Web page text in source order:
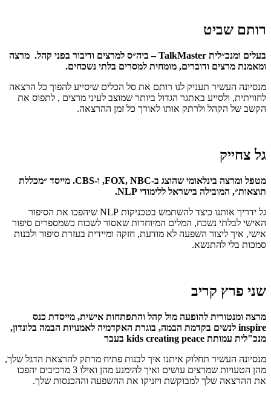
רותם שביט
בעלים ומנכ״לית TalkMaster – ביה״ס למרצים ודיבור בפני קהל. מרצה
ומאמנת מרצים ודוברים, מומחית למסרים בלתי נשכחים.
מנסיונה העשיר תעניק לנו רותם את סל הכלים שיסייע להפוך כל הרצאה
לחוויתית, ולסייע באתגר הגדול ביותר שמוצב לעיני מרצים , לתפוס את
הקשב של הקהל ולרתק אותו לאורך כל זמן ההרצאה.
גל צחייק
מטפל ומרצה בינלאומי שהוצג ב-FOX, NBC, ו-CBS. מייסד ״מכללת
תוצאות״, המובילה בישראל ללימודי NLP.
גל ידריך אותנו כיצד להשתמש בטכניקות NLP שיהפכו את הסיפור
האישי לבלתי נשכח, המלים המיוחדות שאסור לשכוח כשמספרים סיפור
אישי, איך ליצור השפעה לא מודעת, חזקה ומיידית בעזרת סיפור ולבנות
סמכות בלי להתנשא.
שני פרץ קריב
מרצה ומנטורית להופעה מול קהל והתפתחות אישית, מייסדת כנס
inspire לנשים בקדמת הבמה, בוגרת האקדמיה לאמנויות הבמה בלונדון,
מנכ"לית עמותת kids creating peace בעבר
מנסיונה העשיר תחלוק איתנו איך לבנות פתיח מרתק להרצאת הדגל שלך,
מהן הטעויות שמרצים עושים ואיך להימנע מהן
ואילו 3 מרכיבים יהפכו
את ההרצאה שלך למבוקשת ויזניקו את ההשפעה וההכנסות שלך.